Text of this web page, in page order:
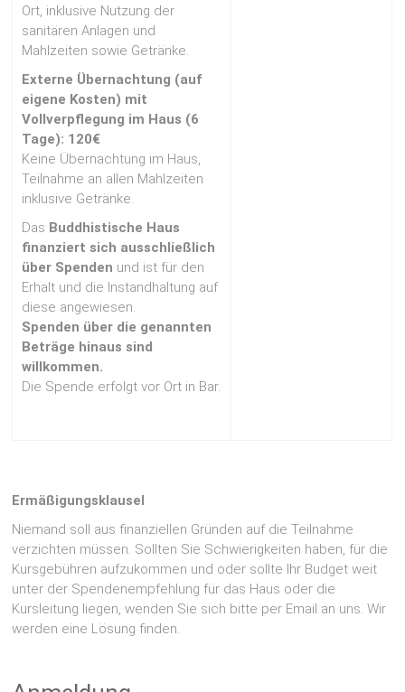
Ort, inklusive Nutzung der
sanitären Anlagen und
Mahlzeiten sowie Getränke.
Externe Übernachtung (auf
eigene Kosten) mit
Vollverpflegung im Haus (6
Tage): 120€
Keine Übernachtung im Haus,
Teilnahme an allen Mahlzeiten
inklusive Getränke.
Das Buddhistische Haus
finanziert sich ausschließlich
über Spenden und ist für den
Erhalt und die Instandhaltung auf
diese angewiesen.
Spenden über die genannten
Beträge hinaus sind
willkommen.
Die Spende erfolgt vor Ort in Bar.
Ermäßigungsklausel
Niemand soll aus finanziellen Gründen auf die Teilnahme
verzichten müssen. Sollten Sie Schwierigkeiten haben, für die
Kursgebühren aufzukommen und oder sollte Ihr Budget weit
unter der Spendenempfehlung für das Haus oder die
Kursleitung liegen, wenden Sie sich bitte per Email an uns. Wir
werden eine Lösung finden.